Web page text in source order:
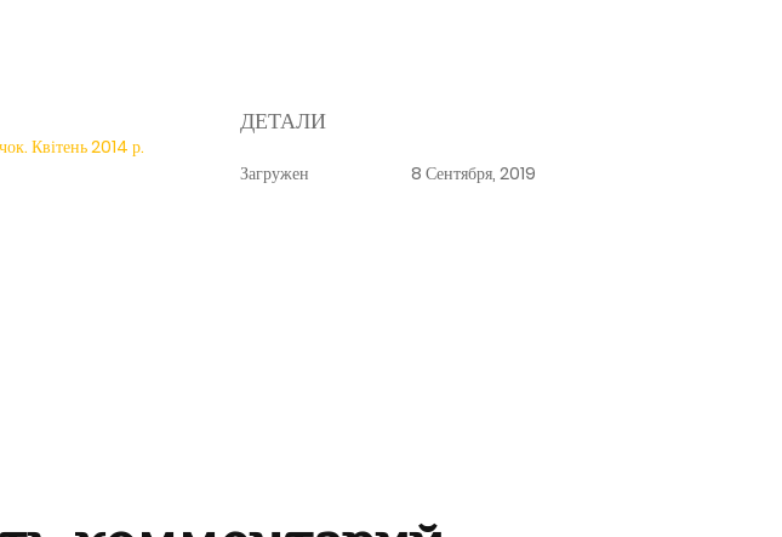
Квітень 2014 р.
ДЕТАЛИ
Загружен 8 Сентября, 2019